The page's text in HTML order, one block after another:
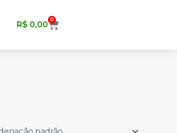
R$ 0,00
0
Carrinho